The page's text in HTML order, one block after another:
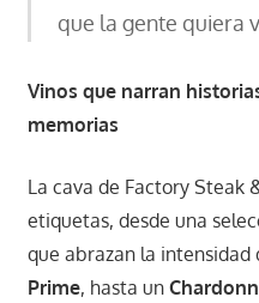
que la gente quiera
Vinos que narran
memorias
La cava de Factory Steak
etiquetas, desde una
que abrazan la intensidad
Prime, hasta un